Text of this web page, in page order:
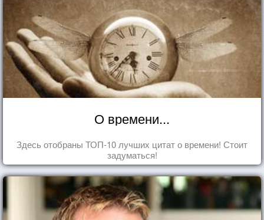
О времени...
Здесь отобраны ТОП-10 лучших цитат о времени! Стоит
задуматься!